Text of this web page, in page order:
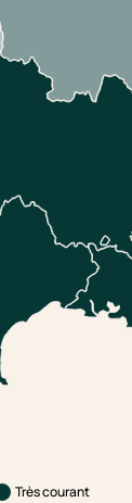
Très courant